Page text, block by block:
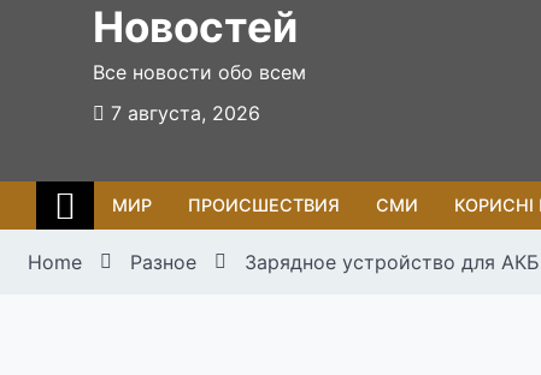
Новостей
Все новости обо всем
7 августа, 2026
МИР ПРОИСШЕСТВИЯ СМИ
Home Разное Зарядное устройство для